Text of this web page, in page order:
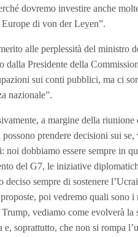
dovremo investire anche
di von der Leyen”.
alle perplessità del ministro
dalla Presidente della
sui conti pubblici, ma ci
nazionale”.
a margine della
possono prendere decisioni sui
noi dobbiamo essere sempre in
del G7, le iniziative
deciso sempre di sostenere
poi vedremo quali sono
vediamo come evolverà la
e, soprattutto, che non si rompa